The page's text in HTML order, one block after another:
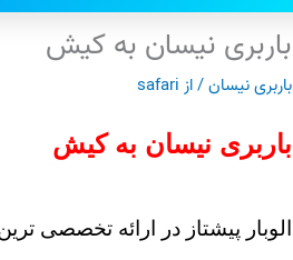
باربری نیسان به کیش
باربری نیسان/ از safari
باربری نیسان به کیش
الوبار پیشتاز در ارائه تخصصی